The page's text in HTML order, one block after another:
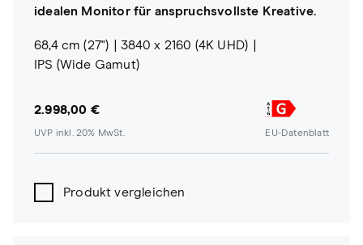
idealen Monitor für anspruchsvollste Kreative.
68,4 cm (27")
3840 x 2160 (4K UHD)
IPS (Wide Gamut)
2.998,00 €
UVP inkl. 20% MwSt. EU-Datenblatt
Produkt vergleichen